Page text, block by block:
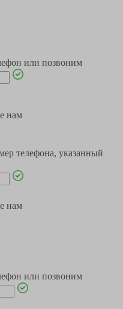
или позвоним
нам
телефона, указанный
нам
или позвоним